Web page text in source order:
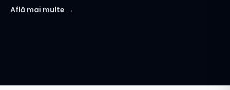
Află mai multe →